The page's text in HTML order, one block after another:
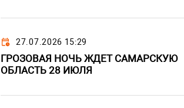
27.07.2026 15:29
ГРОЗОВАЯ НОЧЬ ЖДЕТ САМАРСКУЮ
ОБЛАСТЬ 28 ИЮЛЯ